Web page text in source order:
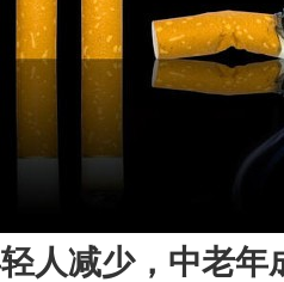
人减少，中老年